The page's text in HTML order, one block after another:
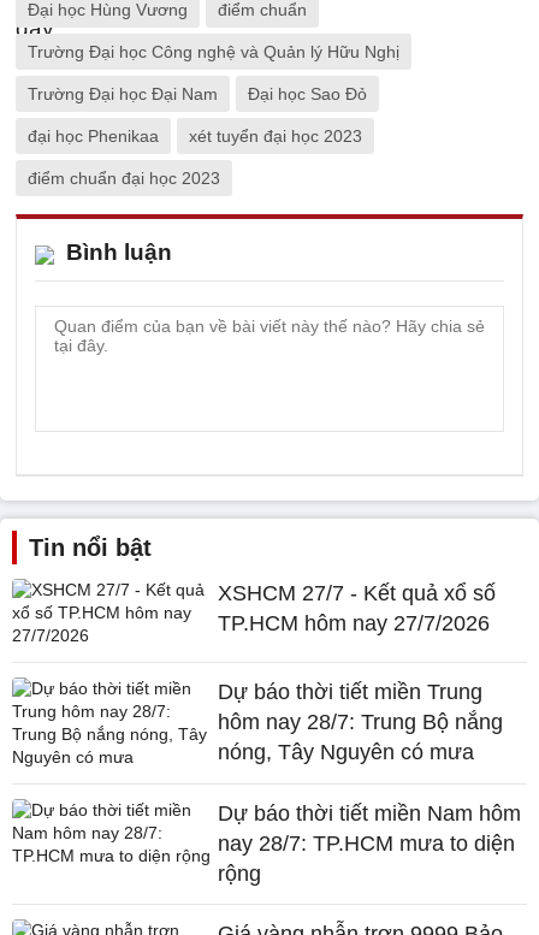
Đại học Hùng Vương điểm chuẩn
Trường Đại học Công nghệ và Quản lý Hữu Nghị
Trường Đại học Đại Nam Đại học Sao Đỏ
đại học Phenikaa xét tuyển đại học 2023
điểm chuẩn đại học 2023
Bình luận
Tin nổi bật
XSHCM 27/7 - Kết quả xổ số
TP.HCM hôm nay 27/7/2026
Dự báo thời tiết miền Trung
hôm nay 28/7: Trung Bộ nắng
nóng, Tây Nguyên có mưa
Dự báo thời tiết miền Nam hôm
nay 28/7: TP.HCM mưa to diện
rộng